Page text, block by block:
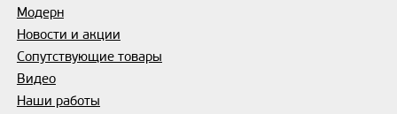
Модерн
Новости и акции
Сопутствующие товары
Видео
Наши работы